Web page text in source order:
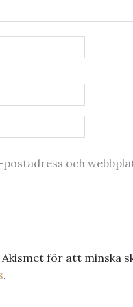
och
för att minska
.